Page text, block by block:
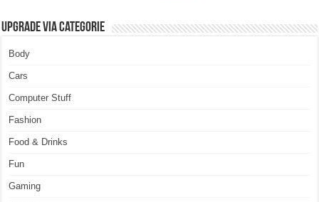
Upgrade via Categorie
Body
Cars
Computer Stuff
Fashion
Food & Drinks
Fun
Gaming